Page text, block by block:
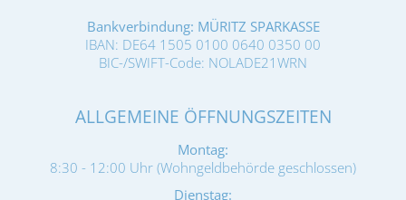
Bankverbindung: MÜRITZ SPARKASSE
IBAN: DE64 1505 0100 0640 0350 00
BIC-/SWIFT-Code: NOLADE21WRN
ALLGEMEINE ÖFFNUNGSZEITEN
Montag:
8:30 - 12:00 Uhr (Wohngeldbehörde geschlossen)
Dienstag: